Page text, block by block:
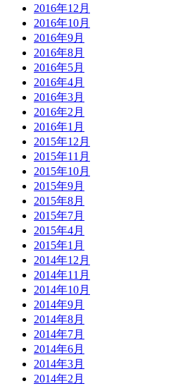
2016年12月
2016年10月
2016年9月
2016年8月
2016年5月
2016年4月
2016年3月
2016年2月
2016年1月
2015年12月
2015年11月
2015年10月
2015年9月
2015年8月
2015年7月
2015年4月
2015年1月
2014年12月
2014年11月
2014年10月
2014年9月
2014年8月
2014年7月
2014年6月
2014年3月
2014年2月